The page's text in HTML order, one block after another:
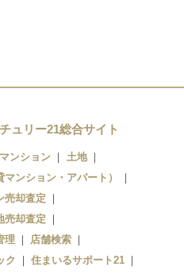
ュリー21総合サイト
マンション
土地
ンション・アパート）
売却査定
売却査定
理
店舗検索
ク
住まいるサポート21